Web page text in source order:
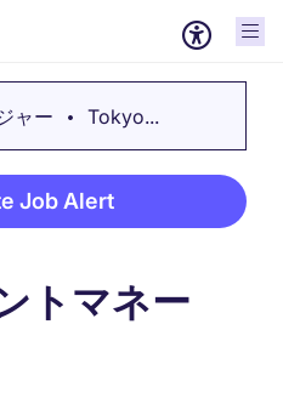
ャー Tokyo...
Job Alert
トマネー